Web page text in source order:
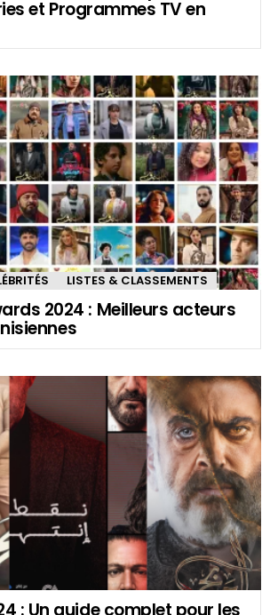
et Programmes TV en
LISTES & CLASSEMENTS
2024 : Meilleurs acteurs